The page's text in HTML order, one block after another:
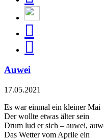
Auwei
17.05.2021
Es war einmal ein kleiner Mai
Der wollte etwas älter sein
Drum lud er sich – auwei,
Das Wetter vom Aprile ein